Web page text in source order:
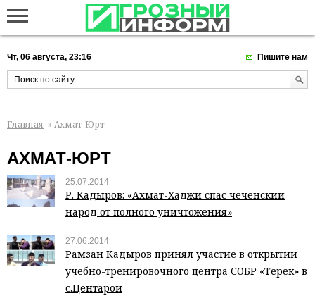
Чт, 06 августа, 23:16 Пишите нам
Главная » Ахмат-Юрт
АХМАТ-ЮРТ
25.07.2014
Р. Кадыров: «Ахмат-Хаджи спас чеченский
народ от полного уничтожения»
27.06.2014
Рамзан Кадыров принял участие в открытии
учебно-тренировочного центра СОБР «Терек» в
с.Центарой